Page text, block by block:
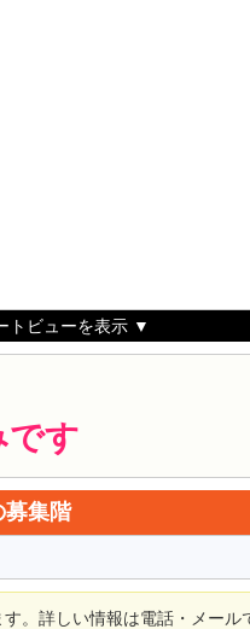
トビューを表示 ▼
です
募集階
。詳しい情報は電話・メール